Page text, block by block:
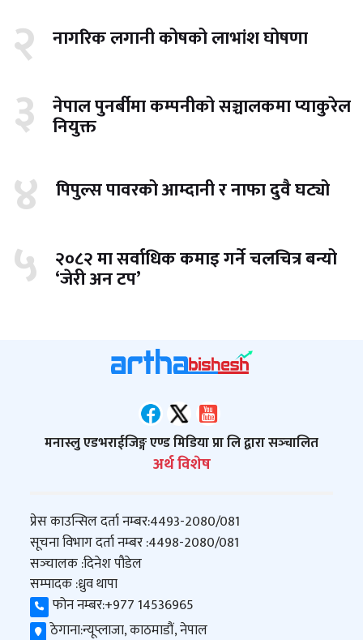
२ नागरिक लगानी कोषको लाभांश घोषणा
३ नेपाल पुनर्बीमा कम्पनीको सञ्चालकमा प्याकुरेल
नियुक्त
४ पिपुल्स पावरको आम्दानी र नाफा दुवै घट्यो
५ २०८२ मा सर्वाधिक कमाइ गर्ने चलचित्र बन्यो
‘जेरी अन टप’
मनास्लु एडभराईजिङ्ग एण्ड मिडिया प्रा लि द्वारा सञ्‍चालित
अर्थ विशेष
प्रेस काउन्सिल दर्ता नम्बर:4493-2080/081
सूचना विभाग दर्ता नम्बर :4498-2080/081
सञ्‍चालक :दिनेश पौडेल
सम्पादक :ध्रुव थापा
फोन नम्बर:+977 14536965
ठेगाना:न्यूप्लाजा, काठमाडौं, नेपाल